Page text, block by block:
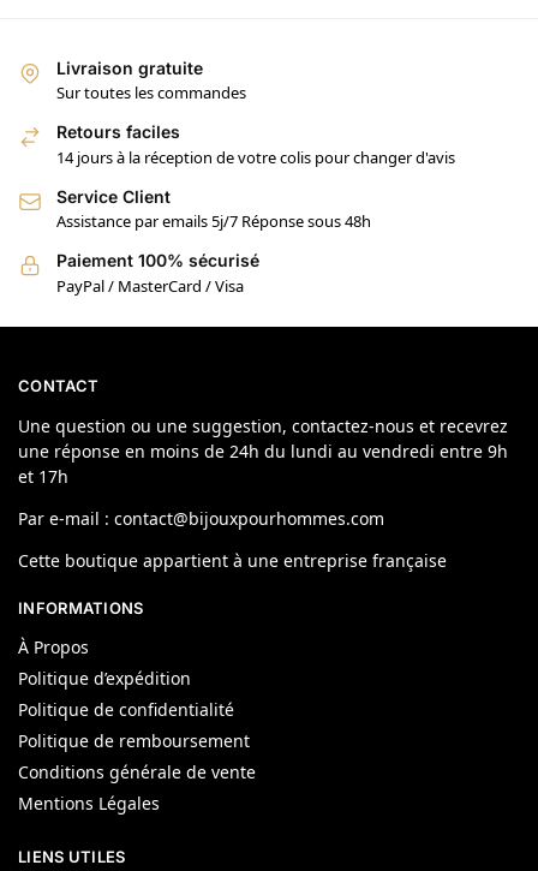
Livraison gratuite
Sur toutes les commandes
Retours faciles
14 jours à la réception de votre colis pour changer d'avis
Service Client
Assistance par emails 5j/7 Réponse sous 48h
Paiement 100% sécurisé
PayPal / MasterCard / Visa
CONTACT
Une question ou une suggestion, contactez-nous et recevrez
une réponse en moins de 24h du lundi au vendredi entre 9h
et 17h
Par e-mail : contact@bijouxpourhommes.com
Cette boutique appartient à une entreprise française
INFORMATIONS
À Propos
Politique d’expédition
Politique de confidentialité
Politique de remboursement
Conditions générale de vente
Mentions Légales
LIENS UTILES